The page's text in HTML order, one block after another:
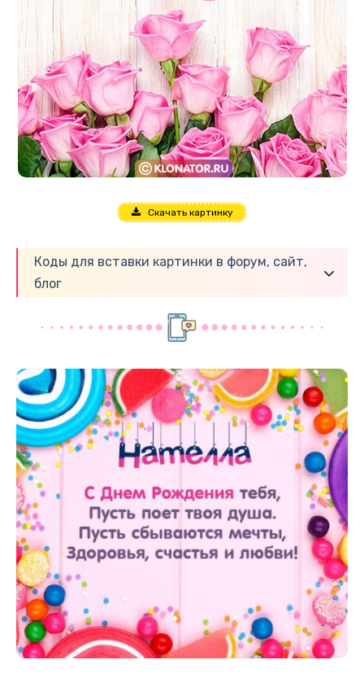
Скачать картинку
Коды для вставки картинки в форум, сайт,
блог